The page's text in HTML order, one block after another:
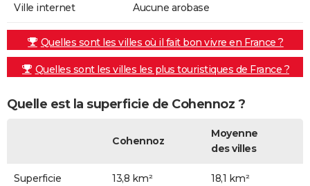
Ville internet Aucune arobase
Quelles sont les villes où il fait bon vivre en France ?
Quelles sont les villes les plus touristiques de France ?
Quelle est la superficie de Cohennoz ?
Cohennoz
Moyenne
des villes
Superficie
13,8 km² 18,1 km²